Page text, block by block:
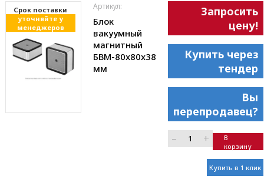
Cрок поставки
уточняйте у
менеджеров
Артикул:
Блок
вакуумный
магнитный
БВМ-80x80x38
мм
Запросить
цену!
Купить через
тендер
Вы
перепродавец?
– +
В
корзину
Купить в 1 клик